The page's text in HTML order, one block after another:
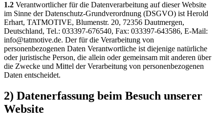
1.2 Verantwortlicher für die Datenverarbeitung auf dieser Website
im Sinne der Datenschutz-Grundverordnung (DSGVO) ist Herold
Erhart, TATMOTIVE, Blumenstr. 20, 72356 Dautmergen,
Deutschland, Tel.: 033397-676540, Fax: 033397-643586, E-Mail:
info@tatmotive.de. Der für die Verarbeitung von
personenbezogenen Daten Verantwortliche ist diejenige natürliche
oder juristische Person, die allein oder gemeinsam mit anderen über
die Zwecke und Mittel der Verarbeitung von personenbezogenen
Daten entscheidet.
2) Datenerfassung beim Besuch unserer
Website